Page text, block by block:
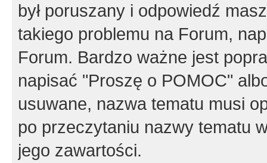
był poruszany i odpowiedź
takiego problemu na Forum,
Forum. Bardzo ważne jest
napisać "Proszę o POMOC"
usuwane, nazwa tematu musi
po przeczytaniu nazwy tematu
jego zawartości.